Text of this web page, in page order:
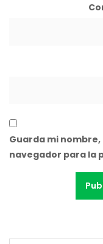
Guarda mi
navegador para la